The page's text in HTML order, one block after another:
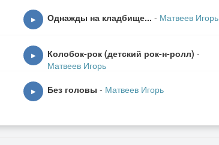
▶ Однажды на кладбище... - Матвеев Игорь
▶ Колобок-рок (детский рок-н-ролл) -
Матвеев Игорь
▶ Без головы - Матвеев Игорь